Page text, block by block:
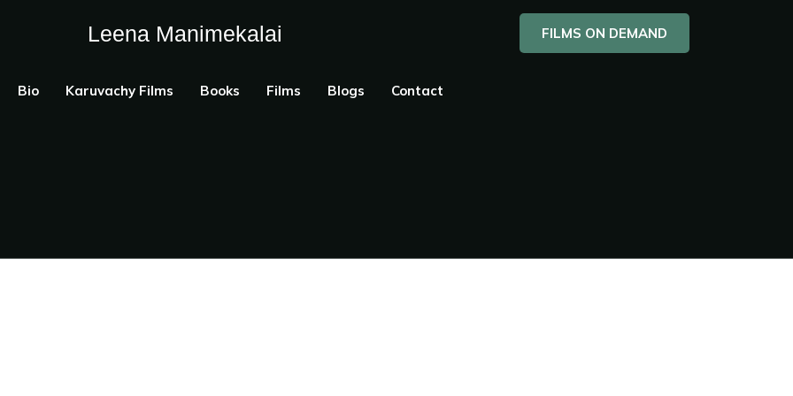
Leena Manimekalai FILMS ON DEMAND
Bio Karuvachy Films Books Films Blogs Contact